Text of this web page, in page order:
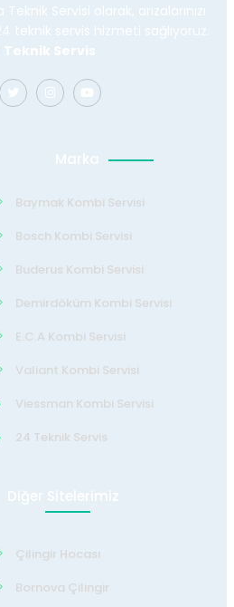
Servisi olarak, arızalarınızı
teknik servis hizmeti sağlıyoruz.
Servis
Marka
Baymak Kombi Servisi
Bosch Kombi Servisi
Buderus Kombi Servisi
Demirdöküm Kombi Servisi
E.C.A Kombi Servisi
Valiant Kombi Servisi
Viessman Kombi Servisi
24 Teknik Servis
Diğer Sitelerimiz
Çilingir Hocası
Bornova Çilingir